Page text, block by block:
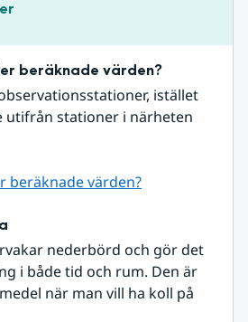
beräknade värden?
istället
utifrån stationer i närheten
beräknade värden?
nederbörd och gör det
i både tid och rum. Den är
när man vill ha koll på